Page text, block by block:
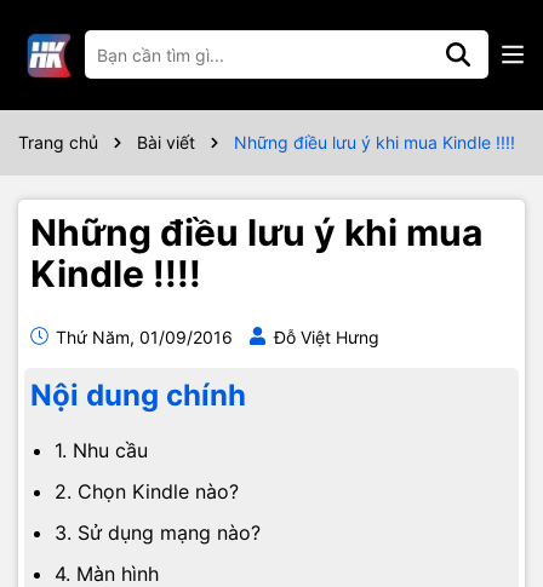
Trang chủ Bài viết Những điều lưu ý khi mua Kindle !!!!
Những điều lưu ý khi mua
Kindle !!!!
Thứ Năm, 01/09/2016 Đỗ Việt Hưng
Nội dung chính
1. Nhu cầu
2. Chọn Kindle nào?
3. Sử dụng mạng nào?
4. Màn hình